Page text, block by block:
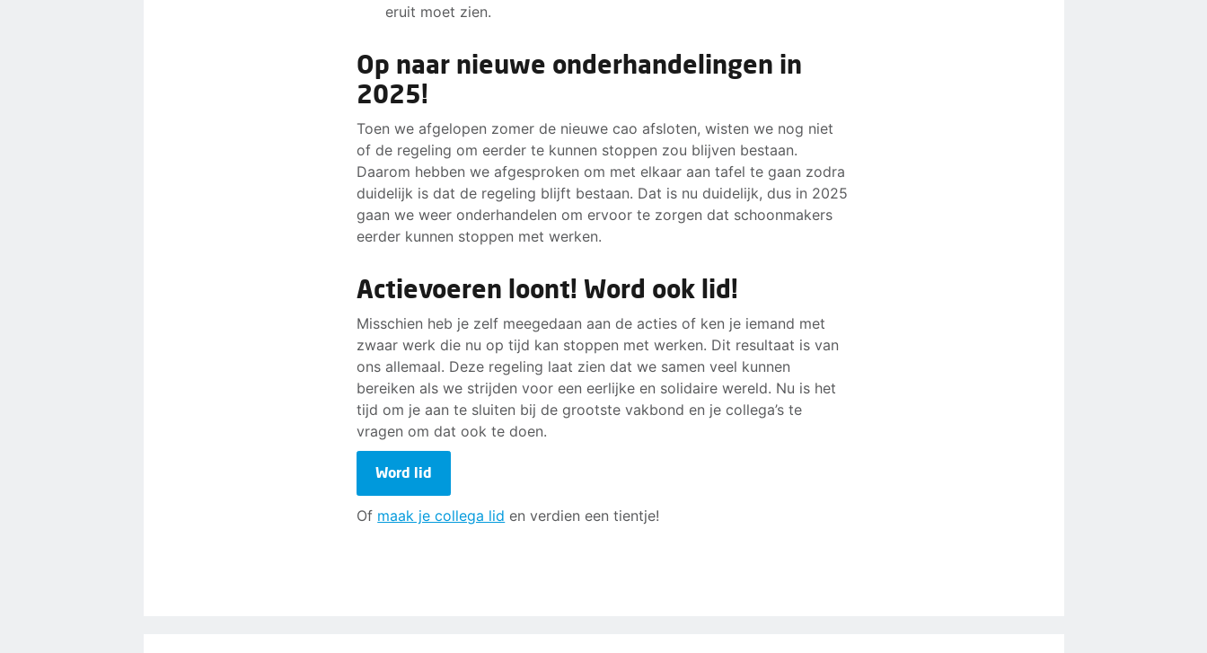
eruit moet zien.
Op naar nieuwe onderhandelingen in
2025!
Toen we afgelopen zomer de nieuwe cao afsloten, wisten we nog niet
of de regeling om eerder te kunnen stoppen zou blijven bestaan.
Daarom hebben we afgesproken om met elkaar aan tafel te gaan zodra
duidelijk is dat de regeling blijft bestaan. Dat is nu duidelijk, dus in 2025
gaan we weer onderhandelen om ervoor te zorgen dat schoonmakers
eerder kunnen stoppen met werken.
Actievoeren loont! Word ook lid!
Misschien heb je zelf meegedaan aan de acties of ken je iemand met
zwaar werk die nu op tijd kan stoppen met werken. Dit resultaat is van
ons allemaal. Deze regeling laat zien dat we samen veel kunnen
bereiken als we strijden voor een eerlijke en solidaire wereld. Nu is het
tijd om je aan te sluiten bij de grootste vakbond en je collega’s te
vragen om dat ook te doen.
Word lid
Of maak je collega lid en verdien een tientje!